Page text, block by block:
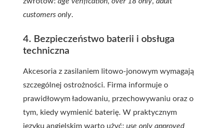
customers only.
4. Bezpieczeństwo baterii i obsługa
techniczna
Akcesoria z zasilaniem litowo-jonowym wymagają
szczególnej ostrożności. Firma informuje o
prawidłowym ładowaniu, przechowywaniu oraz o
tym, kiedy wymienić baterię. W praktycznym
języku angielskim warto użyć: use only approved